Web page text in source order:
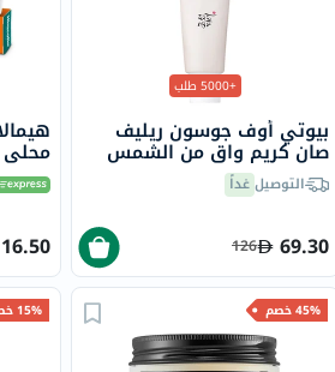
+5000 طلب
بيوتي أوف جوسون ريليف
صان كريم واقٍ من الشمس
عضوي بلأرز والبروبيوتيك
التوصيلغداً
69.30
126
محلي
16.50
45% خصم 15% خصم